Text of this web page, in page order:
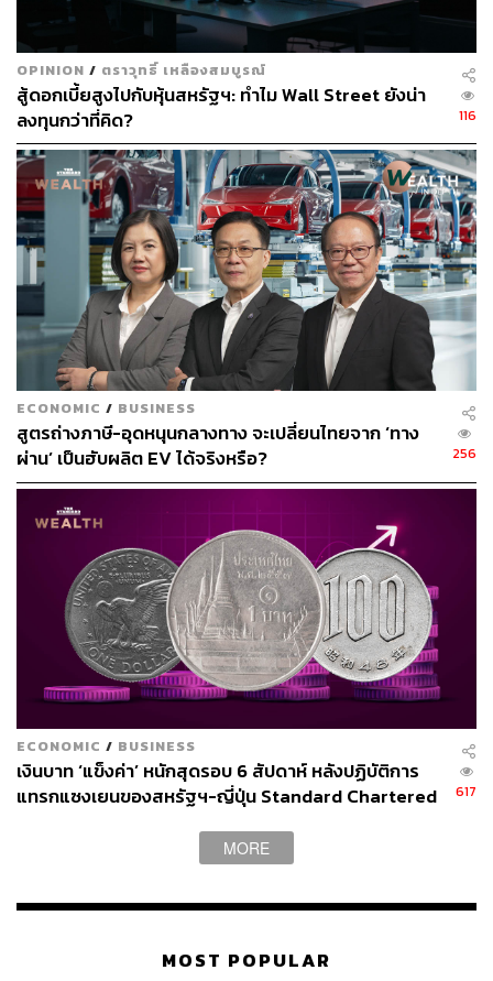
OPINION / ตราวุทธิ์ เหลืองสมบูรณ์
สู้ดอกเบี้ยสูงไปกับหุ้นสหรัฐฯ: ทำไม Wall Street ยังน่า
ลงทุนกว่าที่คิด?
116
ECONOMIC / BUSINESS
สูตรถ่างภาษี-อุดหนุนกลางทาง จะเปลี่ยนไทยจาก ‘ทาง
ผ่าน’ เป็นฮับผลิต EV ได้จริงหรือ?
256
ECONOMIC / BUSINESS
เงินบาท ‘แข็งค่า’ หนักสุดรอบ 6 สัปดาห์ หลังปฏิบัติการ
แทรกแซงเยนของสหรัฐฯ-ญี่ปุ่น Standard Chartered
617
MORE
MOST POPULAR